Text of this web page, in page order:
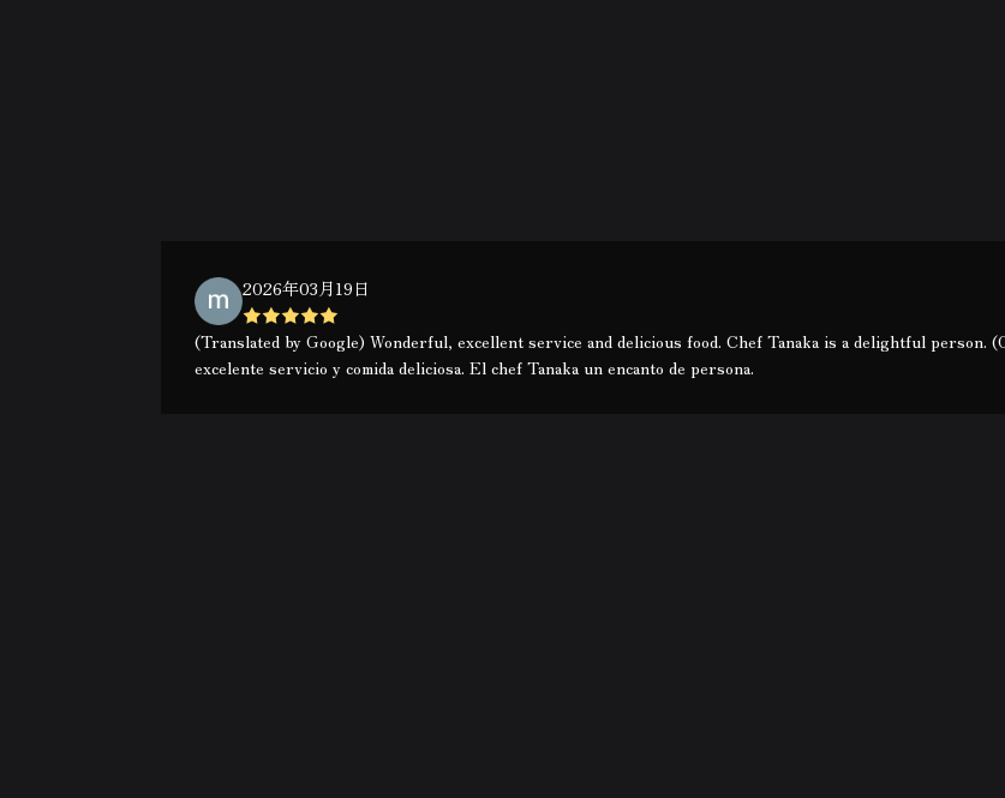
2026年03月19日
(Translated by Google) Wonderful, excellent service and delicious food. Chef Tanaka is a delightful person.
excelente servicio y comida deliciosa. El chef Tanaka un encanto de persona.